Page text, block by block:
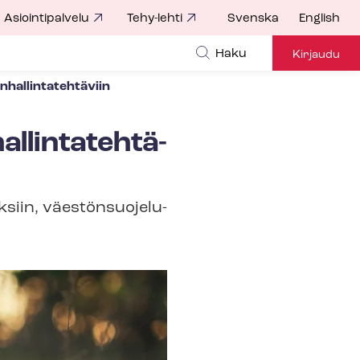
Asiointipalvelu Tehy-lehti Svenska English
Haku Kirjaudu
väes­tön­suo­je­lu­